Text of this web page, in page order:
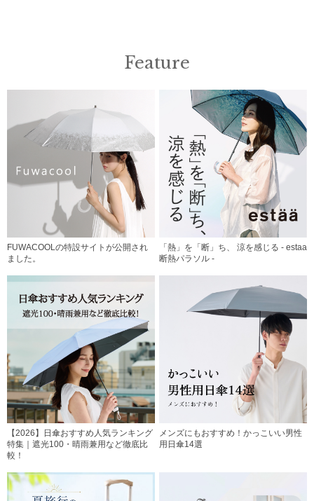
Feature
FUWACOOLの特設サイトが公開され
ました。
「熱」を「断」ち、 涼を感じる - estaa
断熱パラソル -
【2026】日傘おすすめ人気ランキング
特集｜遮光100・晴雨兼用など徹底比
較！
メンズにもおすすめ！かっこいい男性
用日傘14選